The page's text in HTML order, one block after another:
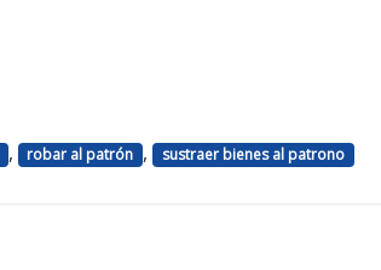
, robar al patrón , sustraer bienes al patrono